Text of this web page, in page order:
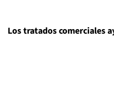
Los tratados comerciales